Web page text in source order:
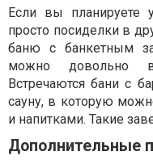
Если вы планируете
просто посиделки в
баню с банкетным
можно довольно
Встречаются бани с
сауну, в которую
и напитками. Такие
Дополнительные